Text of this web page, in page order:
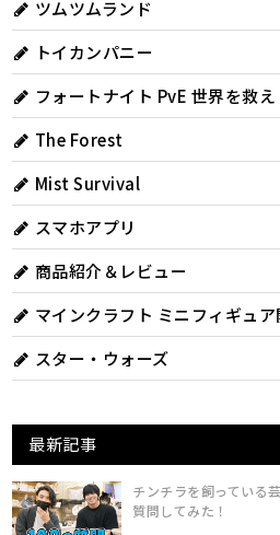
ツムツムランド
トイカンパニー
フォートナイト PvE 世界を救え
The Forest
Mist Survival
スマホアプリ
商品紹介＆レビュー
マインクラフト ミニフィギュ
スター・ウォーズ
最新記事
チンチラを飼っている
質問してみた！